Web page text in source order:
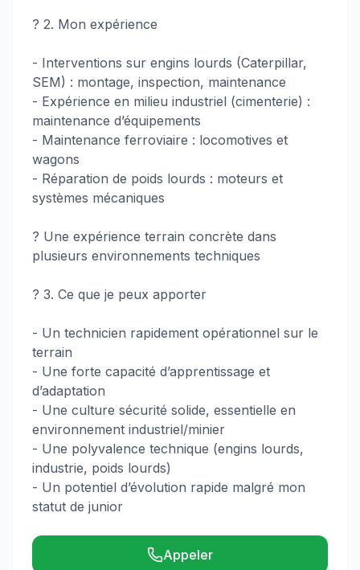
?️ 2. Mon expérience
- Interventions sur engins lourds (Caterpillar,
SEM) : montage, inspection, maintenance
- Expérience en milieu industriel (cimenterie) :
maintenance d’équipements
- Maintenance ferroviaire : locomotives et
wagons
- Réparation de poids lourds : moteurs et
systèmes mécaniques
? Une expérience terrain concrète dans
plusieurs environnements techniques
? 3. Ce que je peux apporter
- Un technicien rapidement opérationnel sur le
terrain
- Une forte capacité d’apprentissage et
d’adaptation
- Une culture sécurité solide, essentielle en
environnement industriel/minier
- Une polyvalence technique (engins lourds,
industrie, poids lourds)
- Un potentiel d’évolution rapide malgré mon
statut de junior
Appeler